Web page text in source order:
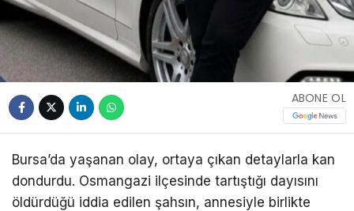
ABONE OL
Bursa’da yaşanan olay, ortaya çıkan detaylarla kan
dondurdu. Osmangazi ilçesinde tartıştığı dayısını
öldürdüğü iddia edilen şahsın, annesiyle birlikte